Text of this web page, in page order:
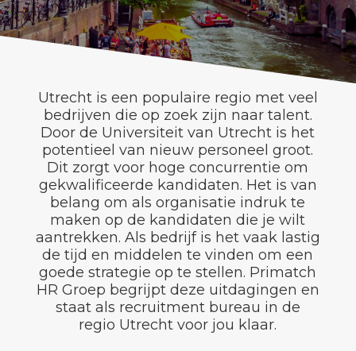
Utrecht is een populaire regio met veel
bedrijven die op zoek zijn naar talent.
Door de Universiteit van Utrecht is het
potentieel van nieuw personeel groot.
Dit zorgt voor hoge concurrentie om
gekwalificeerde kandidaten. Het is van
belang om als organisatie indruk te
maken op de kandidaten die je wilt
aantrekken. Als bedrijf is het vaak lastig
de tijd en middelen te vinden om een
goede strategie op te stellen. Primatch
HR Groep begrijpt deze uitdagingen en
staat als recruitment bureau in de
regio Utrecht voor jou klaar.